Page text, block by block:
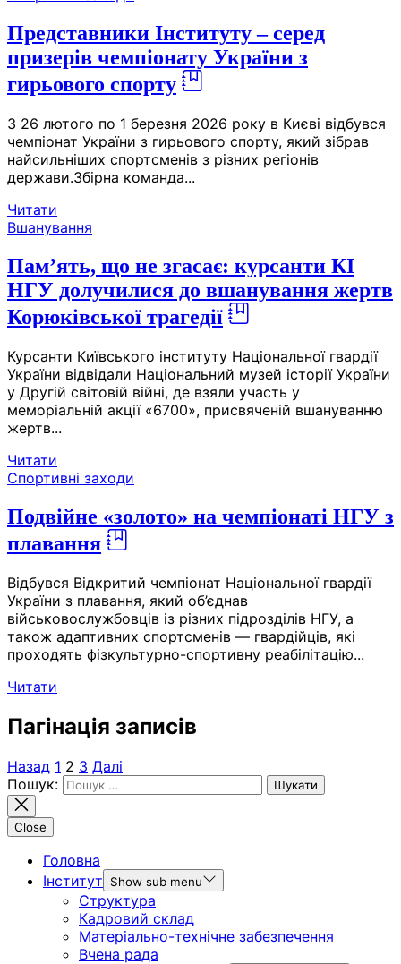
Представники Інституту – серед
призерів чемпіонату України з
гирьового спорту
З 26 лютого по 1 березня 2026 року в Києві відбувся
чемпіонат України з гирьового спорту, який зібрав
найсильніших спортсменів з різних регіонів
держави.Збірна команда...
Читати
Вшанування
Пам’ять, що не згасає: курсанти КІ
НГУ долучилися до вшанування жертв
Корюківської трагедії
Курсанти Київського інституту Національної гвардії
України відвідали Національний музей історії України
у Другій світовій війні, де взяли участь у
меморіальній акції «6700», присвяченій вшануванню
жертв...
Читати
Спортивні заходи
Подвійне «золото» на чемпіонаті НГУ з
плавання
Відбувся Відкритий чемпіонат Національної гвардії
України з плавання, який об’єднав
військовослужбовців із різних підрозділів НГУ, а
також адаптивних спортсменів — гвардійців, які
проходять фізкультурно-спортивну реабілітацію...
Читати
Пагінація записів
Назад 1 2 3 Далі
Пошук:
Close
Головна
Інститут
Show sub menu
Структура
Кадровий склад
Матеріально-технічне забезпечення
Вчена рада